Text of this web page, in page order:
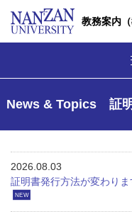
教務案内（
News & Topics 証
2026.08.03
証明書発行方法が変わり
NEW